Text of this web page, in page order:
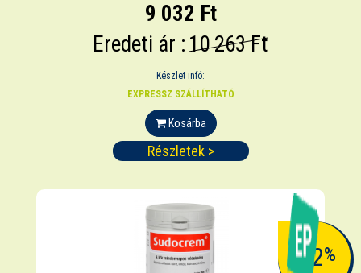
9 032 Ft
Eredeti ár :10 263 Ft
Készlet infó:
EXPRESSZ SZÁLLÍTHATÓ
Kosárba
Részletek >
-12%